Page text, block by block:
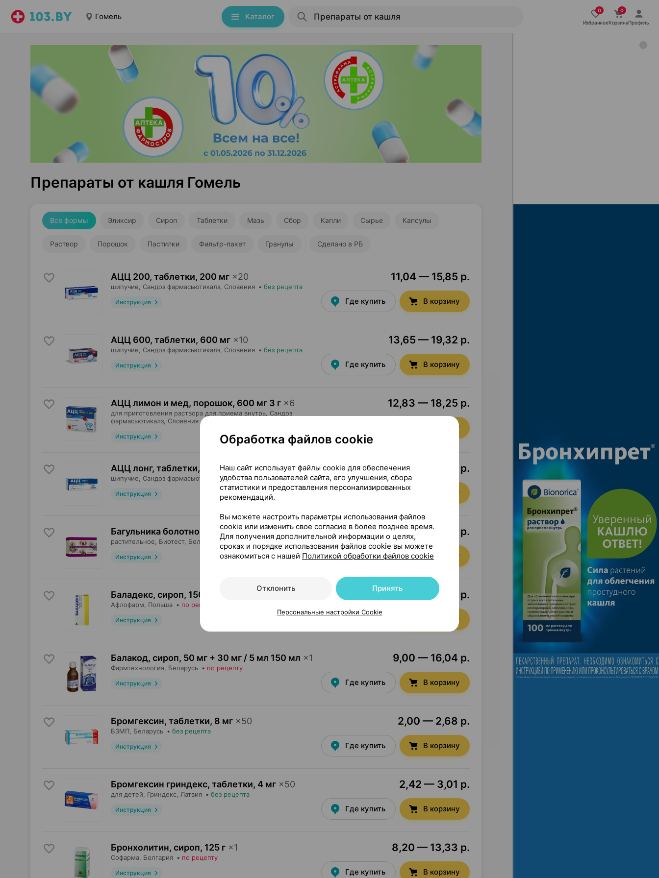
Гомель Каталог
ИзбранноеКорзинаПрофиль
Препараты от кашля Гомель
Все формы Эликсир Сироп Таблетки Мазь Сбор Капли Сырье Капсулы
Раствор Порошок Пастилки Фильтр-пакет Гранулы Сделано в РБ
АЦЦ 200, таблетки, 200 мг ×20
шипучие, Сандоз фармасьютикалз , Словения • без рецепта
Инструкция
11,04 — 15,85 р.
Где купить В корзину
АЦЦ 600, таблетки, 600 мг ×10
шипучие, Сандоз фармасьютикалз , Словения • без рецепта
Инструкция
13,65 — 19,32 р.
Где купить В корзину
АЦЦ лимон и мед, порошок, 600 мг 3 г ×6
для приготовления раствора для приема внутрь, Сандоз
фармасьютикалз , Словения •
Инструкция
12,83 — 18,25 р.
В корзину
АЦЦ лонг, таблетки, 600 мг×10
шипучие, Сандоз фармасьютикалз, Словения•без рецепта
Инструкция
13,86 — 19,23 р.
Где купить В корзину
Багульника болотного побеги, сырье,75 г ×1
растительное, Биотест, Беларусь •без рецепта
Инструкция
0,74 — 8,77 р.
Где купить В корзину
Баладекс, сироп, 150 мл
Афлофарм , Польша • по рецепту
Инструкция
16,73 — 25,22 р.
В корзину
Балакод, сироп, 50 мг + 30 мг / 5 мл 150 мл ×1
Фармтехнология , Беларусь • по рецепту
Инструкция
9,00 — 16,04 р.
Где купить В корзину
Бромгексин, таблетки, 8 мг ×50
БЗМП , Беларусь • без рецепта
Инструкция
2,00 — 2,68 р.
Где купить В корзину
Бромгексин гриндекс, таблетки, 4 мг ×50
для детей, Гриндекс , Латвия • без рецепта
Инструкция
2,42 — 3,01 р.
Где купить В корзину
Бронхолитин, сироп, 125 г ×1
Софарма , Болгария • по рецепту
Инструкция
8,20 — 13,33 р.
Где купить В корзину
Обработка файлов cookie
Наш сайт использует файлы cookie для обеспечения
удобства пользователей сайта, его улучшения, сбора
статистики и предоставления персонализированных
рекомендаций.
Вы можете настроить параметры использования файлов
cookie или изменить свое согласие в более позднее время.
Для получения дополнительной информации о целях,
сроках и порядке использования файлов cookie вы можете
ознакомиться с нашей Политикой обработки файлов cookie
Отклонить Принять
Персональные настройки Cookie